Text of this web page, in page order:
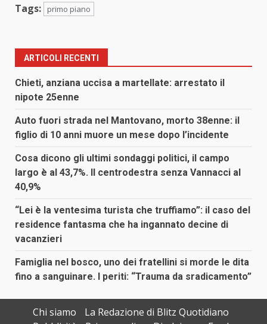
Tags: primo piano
ARTICOLI RECENTI
Chieti, anziana uccisa a martellate: arrestato il
nipote 25enne
Auto fuori strada nel Mantovano, morto 38enne: il
figlio di 10 anni muore un mese dopo l’incidente
Cosa dicono gli ultimi sondaggi politici, il campo
largo è al 43,7%. Il centrodestra senza Vannacci al
40,9%
“Lei è la ventesima turista che truffiamo”: il caso del
residence fantasma che ha ingannato decine di
vacanzieri
Famiglia nel bosco, uno dei fratellini si morde le dita
fino a sanguinare. I periti: “Trauma da sradicamento”
Chi siamo
La Redazione di Blitz Quotidiano